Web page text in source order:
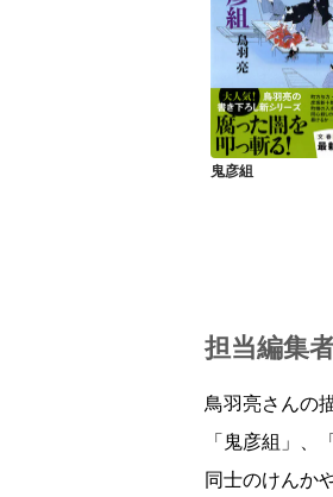
鬼彦組
担当編集
鳥羽亮さんの
「鬼彦組」、
同士のけんか